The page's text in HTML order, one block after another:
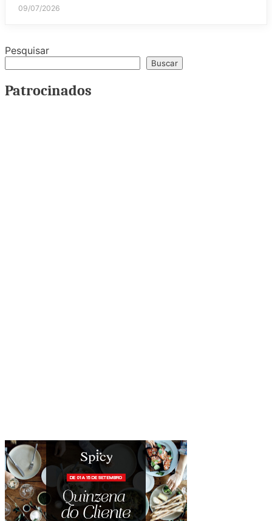
09/07/2026
Pesquisar
Buscar
Patrocinados